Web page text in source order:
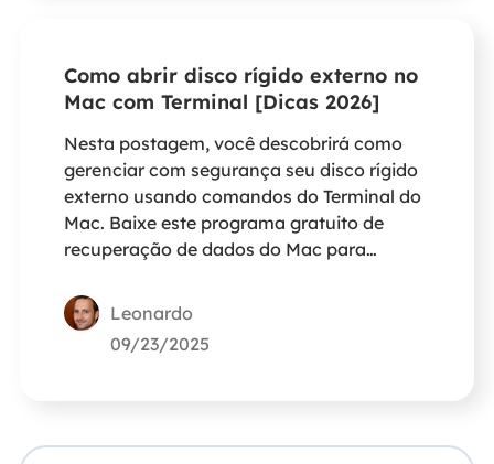
Como abrir disco rígido externo no
Mac com Terminal [Dicas 2026]
Nesta postagem, você descobrirá como
gerenciar com segurança seu disco rígido
externo usando comandos do Terminal do
Mac. Baixe este programa gratuito de
recuperação de dados do Mac para
exclua acidentalmente seus arquivos ou
formate a unidade errada usando
comandos do Terminal.
Leonardo
09/23/2025